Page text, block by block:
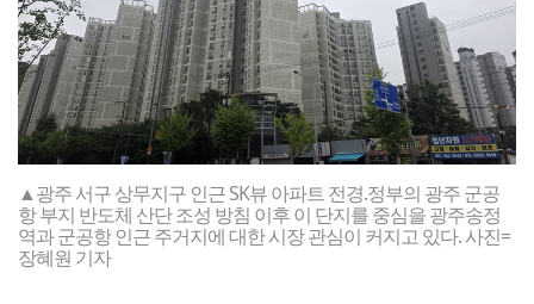
▲광주 서구 상무지구 인근 SK뷰 아파트 전경.정부의 광주 군공
항 부지 반도체 산단 조성 방침 이후 이 단지를 중심을 광주송정
역과 군공항 인근 주거지에 대한 시장 관심이 커지고 있다. 사진=
장혜원 기자